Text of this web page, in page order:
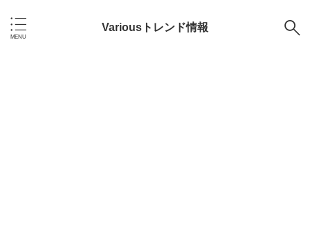
Variousトレンド情報